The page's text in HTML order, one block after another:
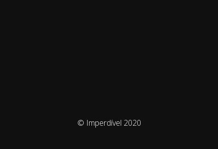
© Imperdível 2020